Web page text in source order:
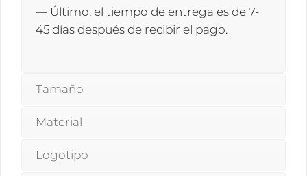
— Último, el tiempo de entrega es de 7-
45 días después de recibir el pago.
Tamaño
Material
Logotipo